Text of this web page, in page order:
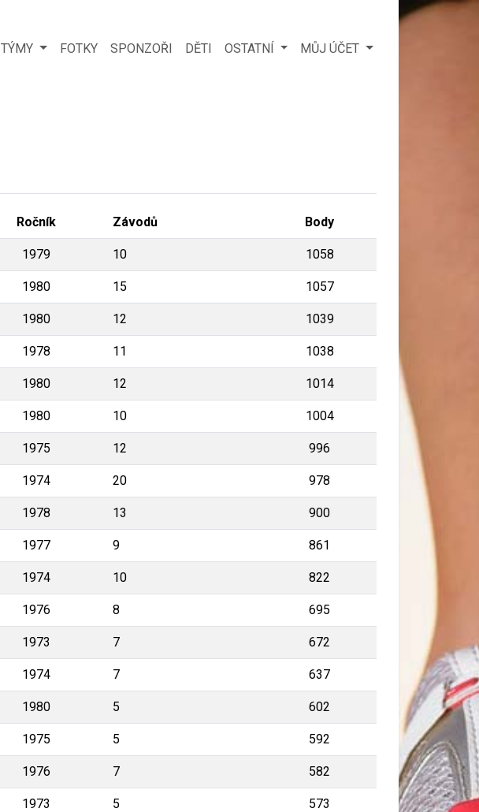
TÝMY FOTKY SPONZOŘI DĚTI OSTATNÍ MŮJ ÚČET
Ročník Závodů Body
1979 10 1058
1980 15 1057
1980 12 1039
1978 11 1038
1980 12 1014
1980 10 1004
1975 12 996
1974 20 978
1978 13 900
1977 9 861
1974 10 822
1976 8 695
1973 7 672
1974 7 637
1980 5 602
1975 5 592
1976 7 582
1973 5 573